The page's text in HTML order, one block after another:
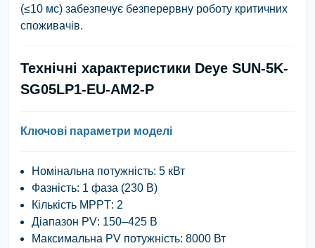
(≤10 мс) забезпечує безперервну роботу критичних
споживачів.
Технічні характеристики Deye SUN-5K-
SG05LP1-EU-AM2-P
Ключові параметри моделі
Номінальна потужність: 5 кВт
Фазність: 1 фаза (230 В)
Кількість MPPT: 2
Діапазон PV: 150–425 В
Максимальна PV потужність: 8000 Вт